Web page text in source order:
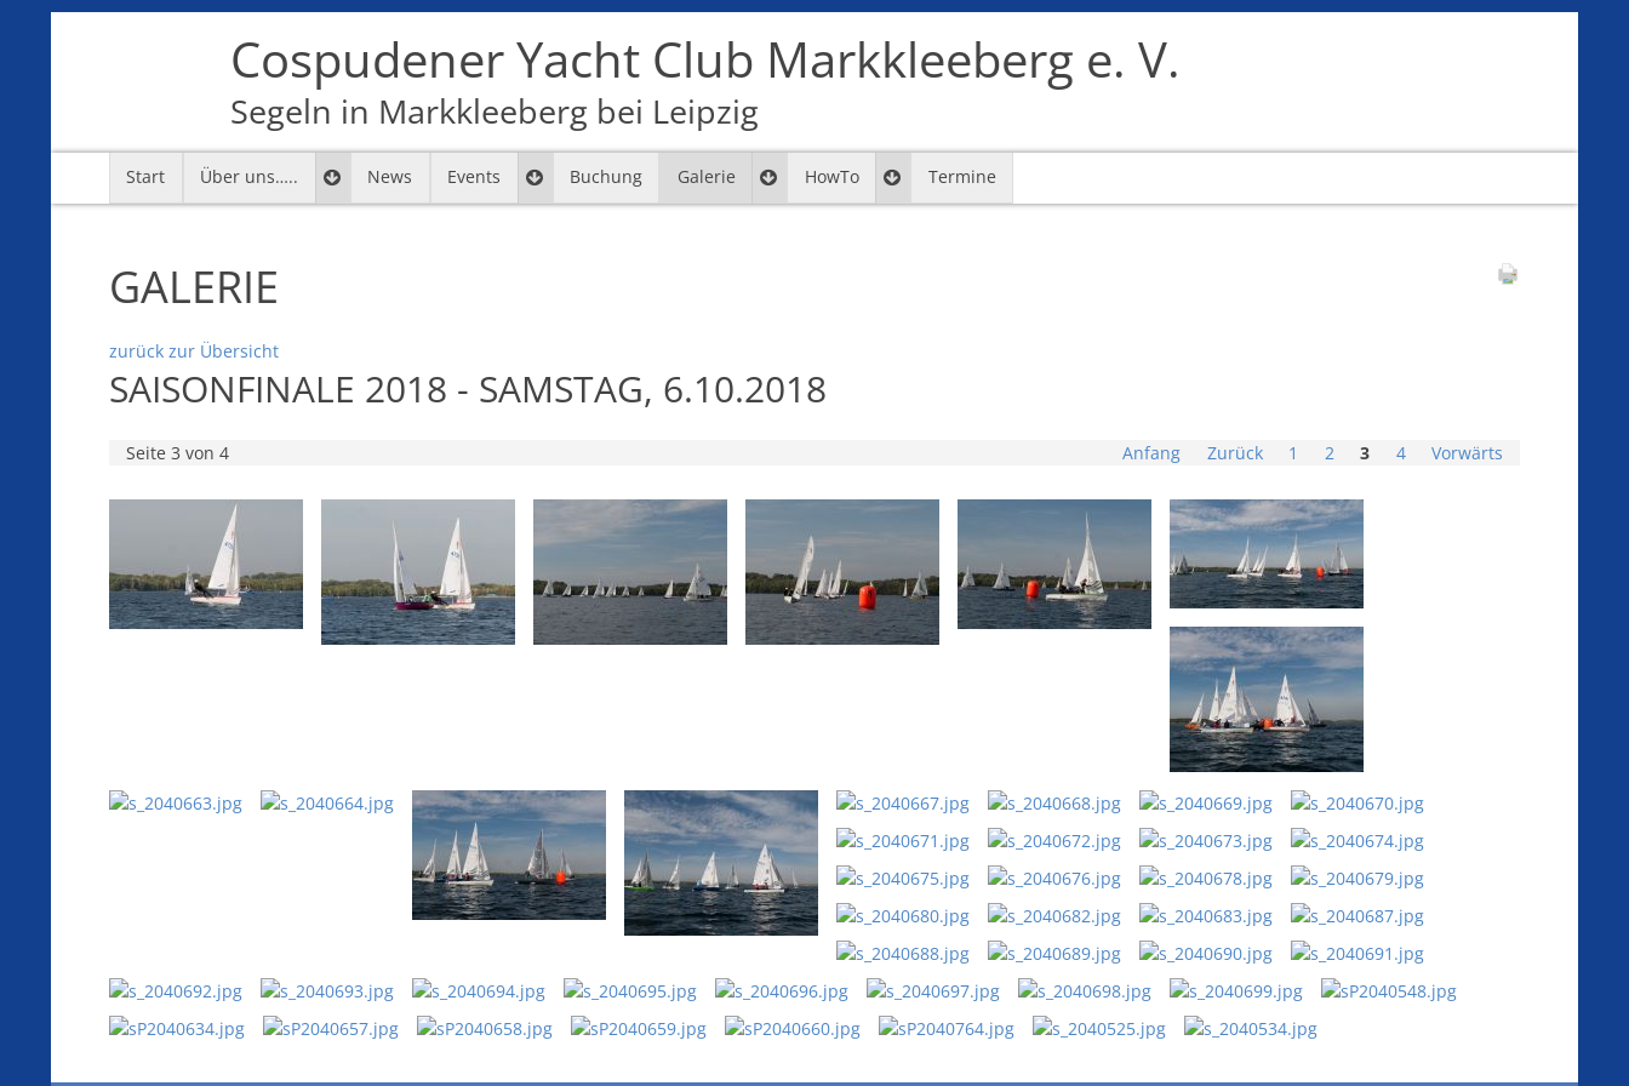
Cospudener Yacht Club Markkleeberg e. V.
Segeln in Markkleeberg bei Leipzig
Start Über uns….. News Events Buchung Galerie HowTo
Termine
GALERIE
zurück zur Übersicht
SAISONFINALE 2018 - SAMSTAG, 6.10.2018
Seite 3 von 4 Anfang Zurück 1 2 3